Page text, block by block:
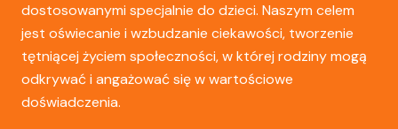
dostosowanymi specjalnie do dzieci. Naszym celem
jest oświecanie i wzbudzanie ciekawości, tworzenie
tętniącej życiem społeczności, w której rodziny mogą
odkrywać i angażować się w wartościowe
doświadczenia.